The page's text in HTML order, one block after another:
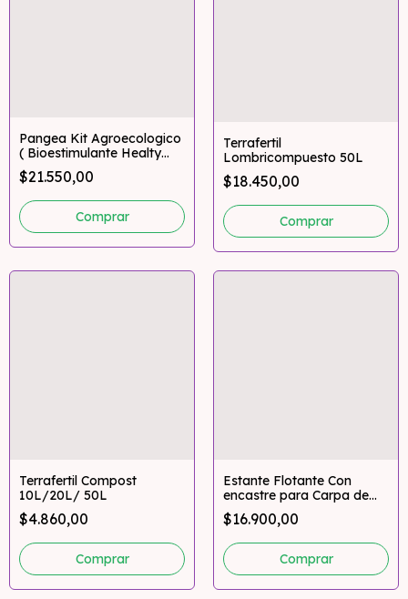
Pangea Kit Agroecologico
( Bioestimulante Healty
300ml + Humus Liquido
Wormus 300ml + Melaza
Stinky 200gr)
$21.550,00
Terrafertil
Lombricompuesto 50L
$18.450,00
Terrafertil Compost
10L/20L/ 50L
$4.860,00
Comprar
Estante Flotante Con
encastre para Carpa de
Cultivo 15x15x15
$16.900,00